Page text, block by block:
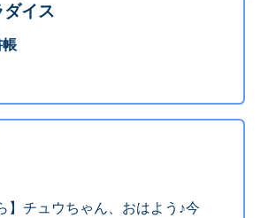
イス
】チュウちゃん、おはよう♪今